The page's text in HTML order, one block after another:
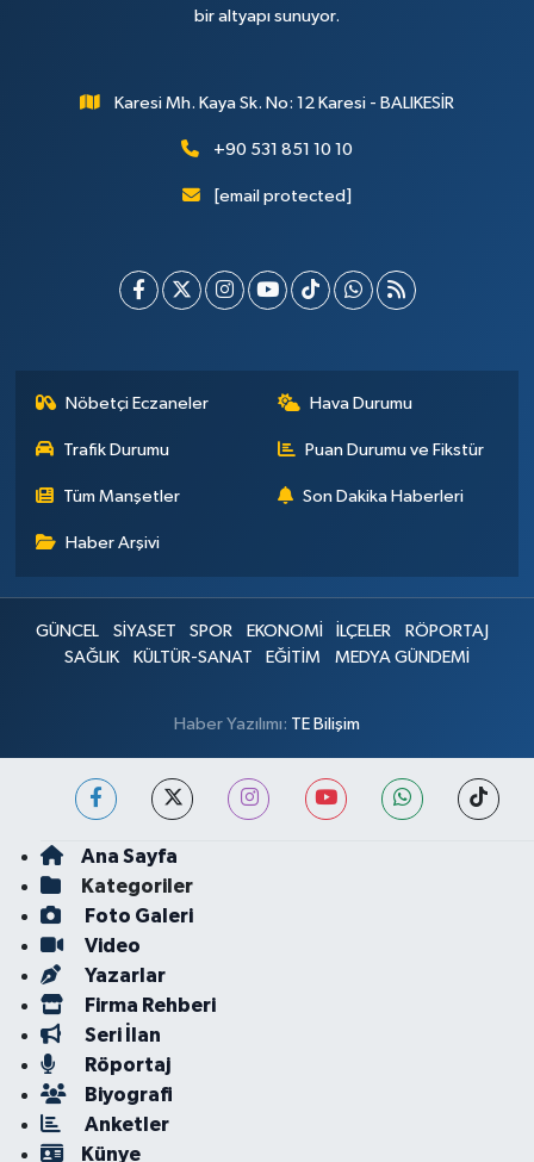
bir altyapı sunuyor.
Karesi Mh. Kaya Sk. No: 12 Karesi - BALIKESİR
+90 531 851 10 10
[email protected]
Nöbetçi Eczaneler Hava Durumu
Trafik Durumu Puan Durumu ve Fikstür
Tüm Manşetler Son Dakika Haberleri
Haber Arşivi
GÜNCEL SİYASET SPOR EKONOMİ İLÇELER
RÖPORTAJ
SAĞLIK
KÜLTÜR-SANAT EĞİTİM MEDYA GÜNDEMİ
Haber Yazılımı: TE Bilişim
Ana Sayfa
Kategoriler
Foto Galeri
Video
Yazarlar
Firma Rehberi
Seri İlan
Röportaj
Biyografi
Anketler
Künye